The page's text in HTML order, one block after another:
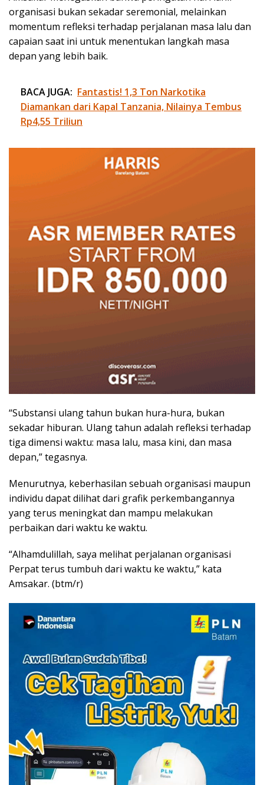
organisasi bukan sekadar seremonial, melainkan
momentum refleksi terhadap perjalanan masa lalu dan
capaian saat ini untuk menentukan langkah masa
depan yang lebih baik.
BACA JUGA: Fantastis! 1,3 Ton Narkotika
Diamankan dari Kapal Tanzania, Nilainya Tembus
Rp4,55 Triliun
“Substansi ulang tahun bukan hura-hura, bukan
sekadar hiburan. Ulang tahun adalah refleksi terhadap
tiga dimensi waktu: masa lalu, masa kini, dan masa
depan,” tegasnya.
Menurutnya, keberhasilan sebuah organisasi maupun
individu dapat dilihat dari grafik perkembangannya
yang terus meningkat dan mampu melakukan
perbaikan dari waktu ke waktu.
“Alhamdulillah, saya melihat perjalanan organisasi
Perpat terus tumbuh dari waktu ke waktu,” kata
Amsakar. (btm/r)